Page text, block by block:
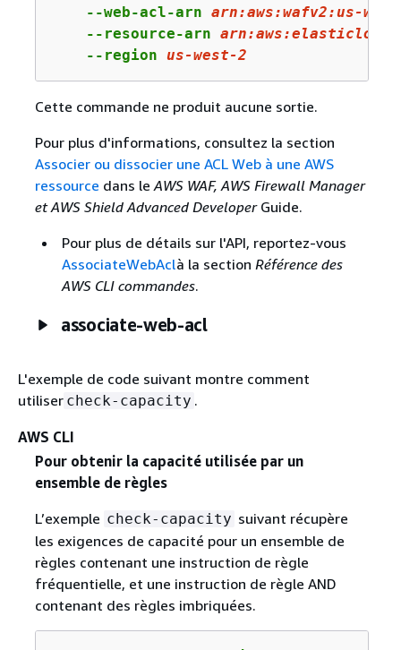
    --web-acl-arn
arn:aws:wafv2:us-
    --resource-arn
arn:aws:
    --region
us-west-2
Cette commande ne produit aucune sortie.
Pour plus d'informations, consultez la section
Associer ou dissocier une ACL Web à une AWS
ressource dans le AWS WAF, AWS Firewall Manager
et AWS Shield Advanced DeveloperGuide.
Pour plus de détails sur l'API, reportez-vous
AssociateWebAclà la section Référence des
AWS CLI commandes.
associate-web-acl
L'exemple de code suivant montre comment
utiliser check-capacity .
AWS CLI
Pour obtenir la capacité utilisée par un
ensemble de règles
L’exemple check-capacity suivant récupère
les exigences de capacité pour un ensemble de
règles contenant une instruction de règle
fréquentielle, et une instruction de règle AND
contenant des règles imbriquées.